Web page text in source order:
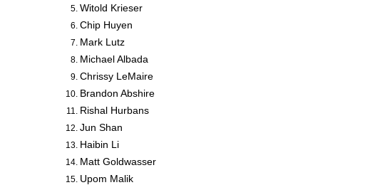
Witold Krieser
Chip Huyen
Mark Lutz
Michael Albada
Chrissy LeMaire
Brandon Abshire
Rishal Hurbans
Jun Shan
Haibin Li
Matt Goldwasser
Upom Malik